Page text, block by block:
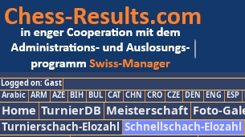
Logged on: Gast
Arabic ARM AZE BIH BUL CAT CHN CRO CZE DEN ENG ESP
Home TurnierDB Meisterschaft Foto-
Turnierschach-Elozahl Schnellschach-Elozahl